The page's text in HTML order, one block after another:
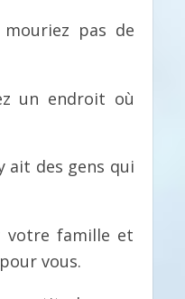
pas de
un endroit où
ait des gens qui
votre famille et
vous.